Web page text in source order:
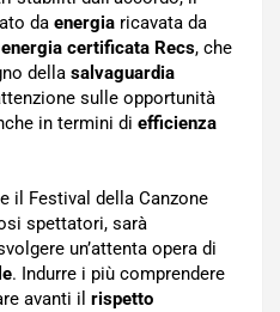
da energia ricavata da
energia certificata Recs, che
della salvaguardia
sulle opportunità
in termini di efficienza
il Festival della Canzone
spettatori, sarà
un’attenta opera di
. Indurre i più comprendere
avanti il rispetto